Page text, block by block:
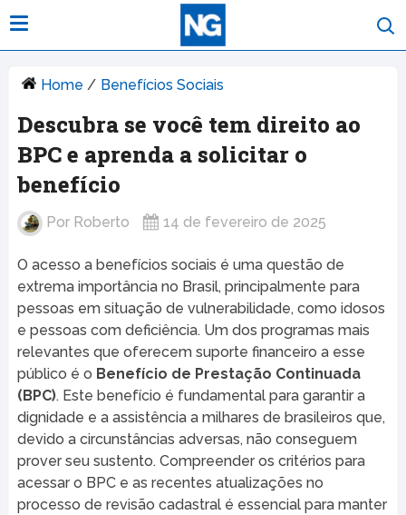
Home / Benefícios Sociais
Descubra se você tem direito ao
BPC e aprenda a solicitar o
benefício
Por Roberto 14 de fevereiro de 2025
O acesso a benefícios sociais é uma questão de
extrema importância no Brasil, principalmente para
pessoas em situação de vulnerabilidade, como idosos
e pessoas com deficiência. Um dos programas mais
relevantes que oferecem suporte financeiro a esse
público é o Benefício de Prestação Continuada
(BPC). Este benefício é fundamental para garantir a
dignidade e a assistência a milhares de brasileiros que,
devido a circunstâncias adversas, não conseguem
prover seu sustento. Compreender os critérios para
acessar o BPC e as recentes atualizações no
processo de revisão cadastral é essencial para manter